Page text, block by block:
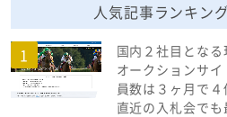
人気記事ランキング
国内２社目とな
オークションサ
員数は３ヶ月で４
直近の入札会で